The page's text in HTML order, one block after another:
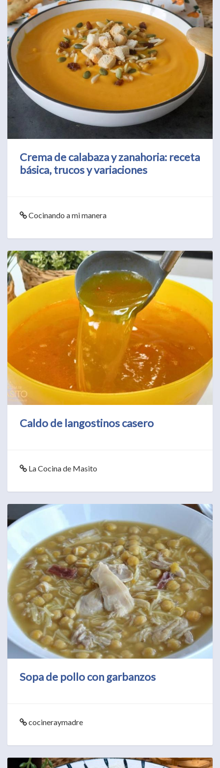
Crema de calabaza y zanahoria: receta
básica, trucos y variaciones
Cocinando a mi manera
Caldo de langostinos casero
La Cocina de Masito
Sopa de pollo con garbanzos
cocineraymadre